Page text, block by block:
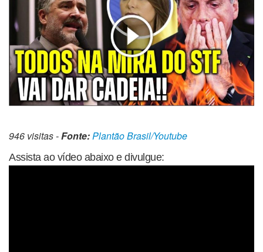
946 visitas -Fonte:Plantão Brasil/Youtube
Assista ao vídeo abaixo e divulgue: